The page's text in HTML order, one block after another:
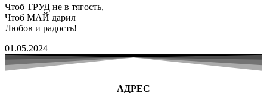
Чтоб ТРУД не в тягость,
Чтоб МАЙ дарил
Любов и радость!
01.05.2024
АДРЕС